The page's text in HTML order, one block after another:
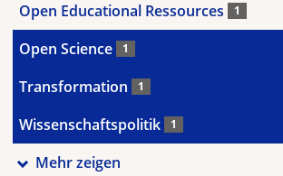
Open Educational Ressources 1
Open Science 1
Transformation 1
Wissenschaftspolitik 1
Mehr zeigen